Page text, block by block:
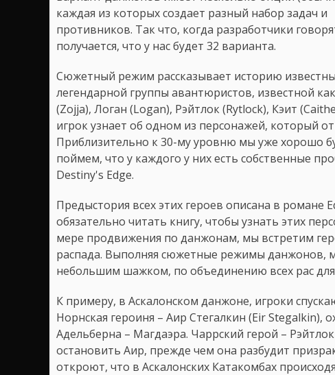
каждая из которых создает разный набор задач и
противников. Так что, когда разработчики
получается, что у нас будет 32 варианта.
Сюжетный режим рассказывает историю
легендарной группы авантюристов, известной
(Zojja), Логан (Logan), Рэйтлок (Rytlock), Кэит
игрок узнает об одном из персонажей, который
Приблизительно к 30-му уровню мы уже хорошо
поймем, что у каждого у них есть собственные
Destiny's Edge.
Предыстория всех этих героев описана в романе
обязательно читать книгу, чтобы узнать этих
мере продвижения по данжонам, мы встретим
распада. Выполняя сюжетные режимы данжонов,
небольшим шажком, по объединению всех рас
К примеру, в Аскалонском данжоне, игроки
Норнская героиня – Аир Стегалкин (Eir Stegalkin),
Адельберна – Магдаэра. Чаррский герой –
остановить Аир, прежде чем она разбудит
откроют, что в Аскалонских Катакомбах